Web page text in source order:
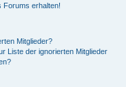
Forums erhalten!
Mitglieder?
Liste der ignorierten Mitglieder